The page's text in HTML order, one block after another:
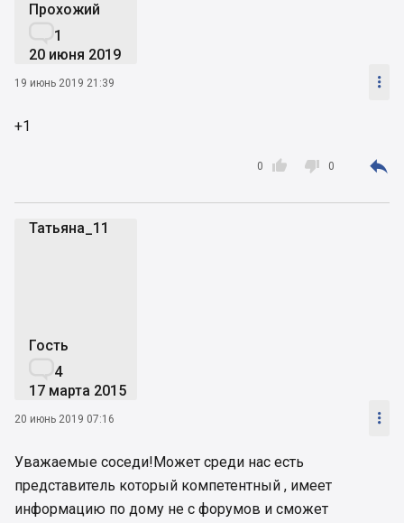
Прохожий
1
20 июня 2019
19 июнь 2019 21:39 
+1

0  0 
Татьяна_11
Гость
4
17 марта 2015
20 июнь 2019 07:16 
Уважаемые соседи!Может среди нас есть
представитель который компетентный , имеет
информацию по дому не с форумов и сможет